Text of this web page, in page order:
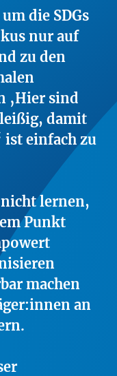
die SDGs
nur auf
zu den
‚Hier sind
damit
ist einfach zu
nicht lernen,
Punkt
machen
an